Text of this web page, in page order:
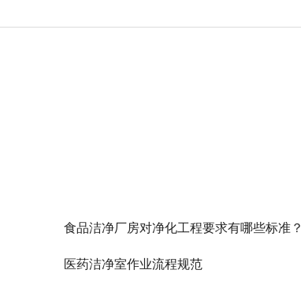
食品洁净厂房对净化工程要求有哪些标准？
医药洁净室作业流程规范